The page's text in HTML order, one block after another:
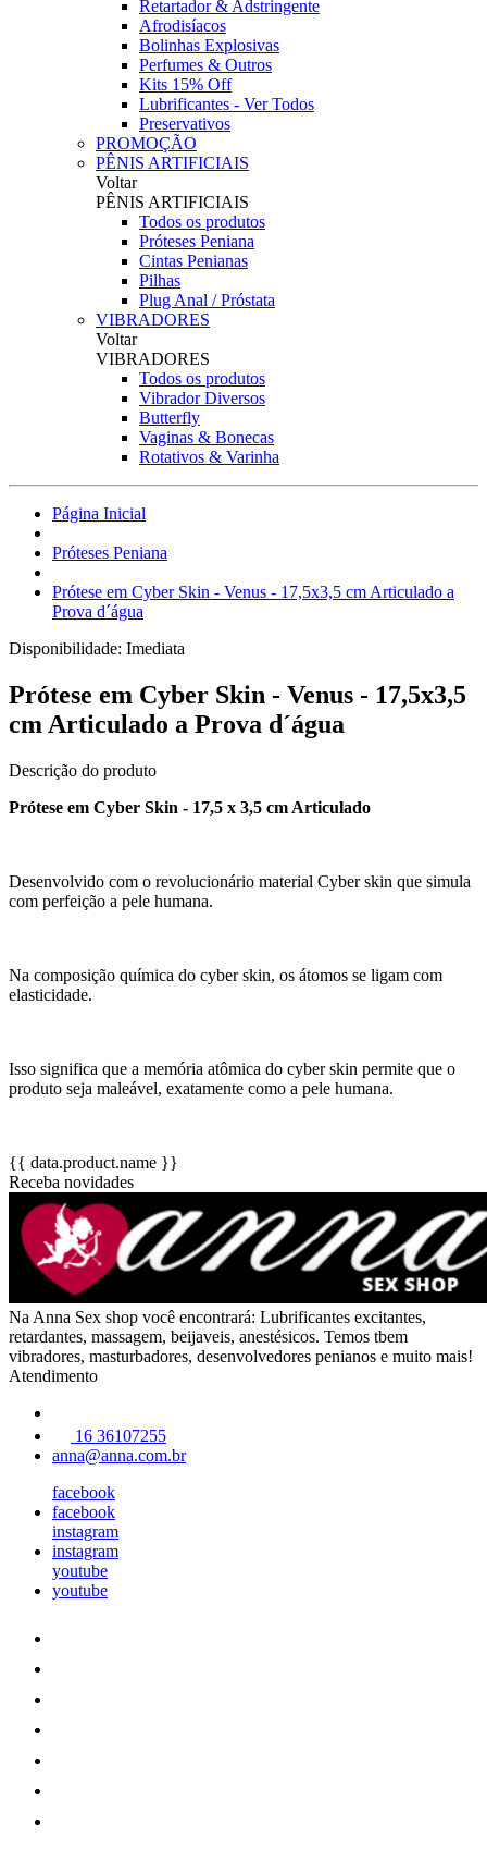
Retartador & Adstringente
Afrodisíacos
Bolinhas Explosivas
Perfumes & Outros
Kits 15% Off
Lubrificantes - Ver Todos
Preservativos
PROMOÇÃO
PÊNIS ARTIFICIAIS
Voltar
PÊNIS ARTIFICIAIS
Todos os produtos
Próteses Peniana
Cintas Penianas
Pilhas
Plug Anal / Próstata
VIBRADORES
Voltar
VIBRADORES
Todos os produtos
Vibrador Diversos
Butterfly
Vaginas & Bonecas
Rotativos & Varinha
Página Inicial
Próteses Peniana
Prótese em Cyber Skin - Venus - 17,5x3,5 cm Articulado a
Prova d´água
Disponibilidade: Imediata
Prótese em Cyber Skin - Venus - 17,5x3,5
cm Articulado a Prova d´água
Descrição do produto
Prótese em Cyber Skin - 17,5 x 3,5 cm Articulado
Desenvolvido com o revolucionário material Cyber skin que simula
com perfeição a pele humana.
Na composição química do cyber skin, os átomos se ligam com
elasticidade.
Isso significa que a memória atômica do cyber skin permite que o
produto seja maleável, exatamente como a pele humana.
{{ data.product.name }}
Receba novidades
Na Anna Sex shop você encontrará: Lubrificantes excitantes,
retardantes, massagem, beijaveis, anestésicos. Temos tbem
vibradores, masturbadores, desenvolvedores penianos e muito mais!
Atendimento
16 36107255
anna@anna.com.br
facebook
facebook
instagram
instagram
youtube
youtube